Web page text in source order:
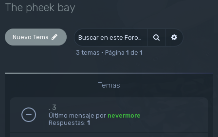
The pheek bay
Nuevo Tema Buscar Búsqueda
3 temas • Página 1 de 1
Temas
. 3
Último mensaje por nevermore
Respuestas: 1